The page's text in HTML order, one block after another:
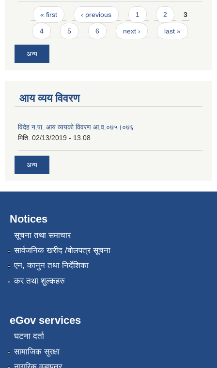
Pages
« first ‹ previous 1 2 3
4 5 6 next › last »
अन्य
आय व्यय विवरण
विदेह न.पा. आय व्ययको विवरण आ.व.०७५।०७६
मिति: 02/13/2019 - 13:08
अन्य
Notices
सूचना तथा समाचार
सार्वजनिक खरीद /बोलपत्र सूचना
एन, कानुन तथा निर्देशिका
कर तथा शुल्कहरु
eGov services
घटना दर्ता
सामाजिक सुरक्षा